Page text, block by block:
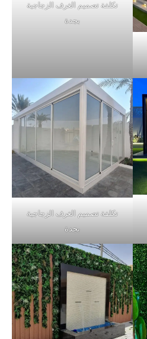
تكلفة تصميم الغرف الزجاجية
بجدة
تكلفة تصميم الغرف الزجاجية
بجدة